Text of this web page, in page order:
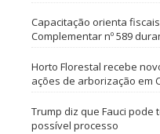
Capacitação orienta
Complementar nº 589
Horto Florestal recebe
ações de arborização em
Trump diz que Fauci
possível processo